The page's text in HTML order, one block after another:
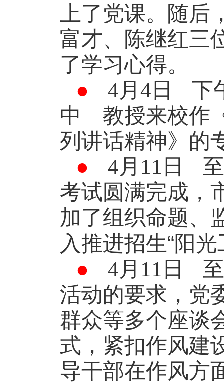
上了党课。随
富才、陈继红三
了学习心得
●
4月4 日
下
中 教授来校作
列讲话精神》的
●
4月 11 日
考试圆满完成，
加了组织命题、
入推进招生“阳
●
4月 11 日
活动的要求，党
群众等多个座谈
式，紧扣作风建
导干部在作风方